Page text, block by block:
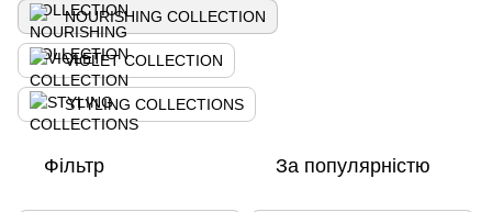
NOURISHING COLLECTION
VIOLET COLLECTION
STYLING COLLECTIONS
Фільтр За популярністю